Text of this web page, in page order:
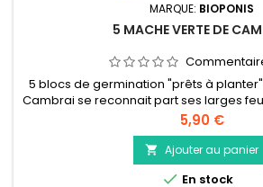
MARQUE: BIOPONIS
5 MACHE VERTE DE
5 blocs de germination "prêts à
Cambrai se reconnait part ses larges
son gout légèrement sucré, elle
vos salades qu’en accompagnement.
consommer cuite comme des
potages. Lors de vos récoltes veillez à
racines pour...
Prix
5,90 €
 Ajouter au panier
 En stock